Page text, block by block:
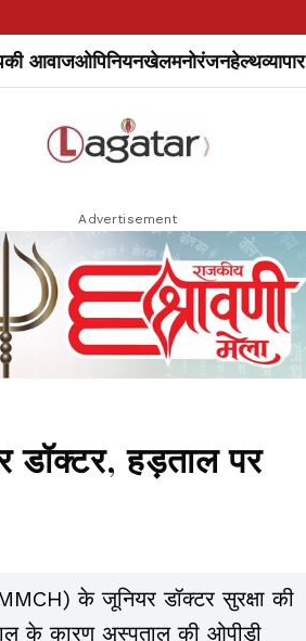
आवाजओपिनियनखेलमनोरंजनहेल्थव्यापार
Advertisement
डॉक्टर, हड़ताल पर
के जूनियर डॉक्टर सुरक्षा की
के कारण अस्पताल की ओपीडी